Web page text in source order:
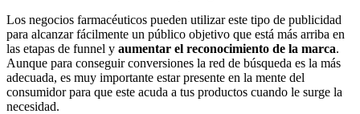
Los negocios farmacéuticos pueden utilizar este tipo de publicidad
para alcanzar fácilmente un público objetivo que está más arriba en
las etapas de funnel y aumentar el reconocimiento de la marca.
Aunque para conseguir conversiones la red de búsqueda es la más
adecuada, es muy importante estar presente en la mente del
consumidor para que este acuda a tus productos cuando le surge la
necesidad.